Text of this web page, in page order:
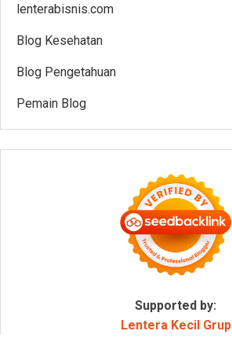
lenterabisnis.com
Blog Kesehatan
Blog Pengetahuan
Pemain Blog
Supported by:
Lentera Kecil Grup